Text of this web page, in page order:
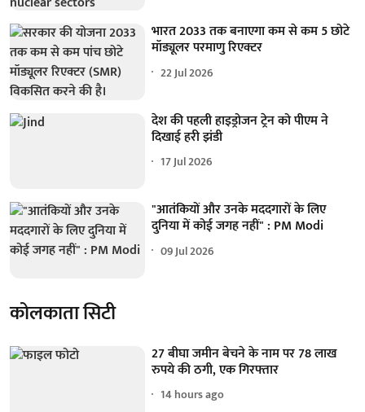
भारत 2033 तक बनाएगा कम से कम 5 छोटे
मॉड्यूलर परमाणु रिएक्टर
22 Jul 2026
देश की पहली हाइड्रोजन ट्रेन को पीएम ने
दिखाई हरी झंडी
17 Jul 2026
"आतंकियों और उनके मददगारों के लिए
दुनिया में कोई जगह नहीं" : PM Modi
09 Jul 2026
कोलकाता सिटी
27 बीघा जमीन बेचने के नाम पर 78 लाख
रुपये की ठगी, एक गिरफ्तार
14 hours ago